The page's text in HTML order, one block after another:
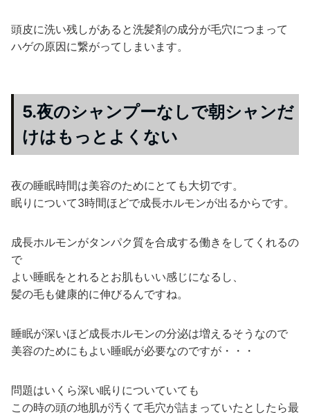
頭皮に洗い残しがあると洗髪剤の成分が毛穴につまって
ハゲの原因に繋がってしまいます。
5.夜のシャンプーなしで朝シャンだ
けはもっとよくない
夜の睡眠時間は美容のためにとても大切です。
眠りについて3時間ほどで成長ホルモンが出るからです。
成長ホルモンがタンパク質を合成する働きをしてくれるの
で
よい睡眠をとれるとお肌もいい感じになるし、
髪の毛も健康的に伸びるんですね。
睡眠が深いほど成長ホルモンの分泌は増えるそうなので
美容のためにもよい睡眠が必要なのですが・・・
問題はいくら深い眠りについていても
この時の頭の地肌が汚くて毛穴が詰まっていたとしたら最